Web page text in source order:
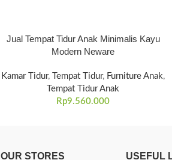
Jual Tempat Tidur Anak Minimalis Kayu
Modern Neware
Kamar Tidur, Tempat Tidur, Furniture Anak,
Tempat Tidur Anak
Rp9.560.000
OUR STORES USEFUL